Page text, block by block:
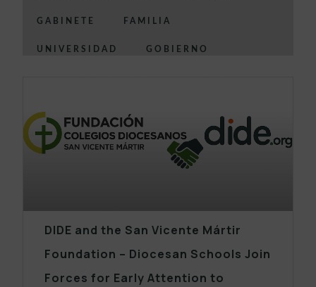
GABINETE FAMILIA
UNIVERSIDAD GOBIERNO
DIDE and the San Vicente Mártir
Foundation – Diocesan Schools Join
Forces for Early Attention to